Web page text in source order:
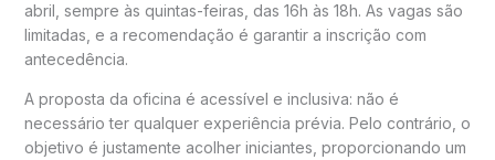
abril, sempre às quintas-feiras, das 16h às 18h. As vagas são
limitadas, e a recomendação é garantir a inscrição com
antecedência.
A proposta da oficina é acessível e inclusiva: não é
necessário ter qualquer experiência prévia. Pelo contrário, o
objetivo é justamente acolher iniciantes, proporcionando um